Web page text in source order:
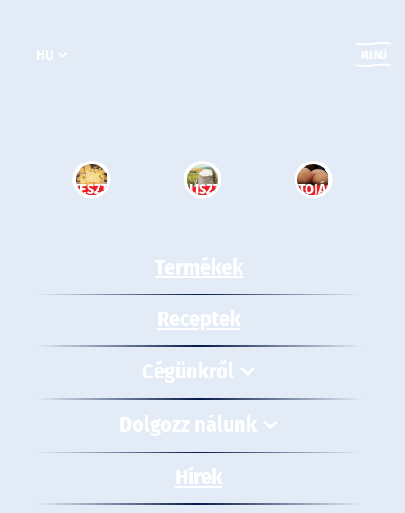
tartalomhoz
HU MENÜ
TÉSZTA LISZT TOJÁS
Termékek
Receptek
Cégünkről
Dolgozz nálunk
Hírek